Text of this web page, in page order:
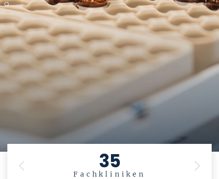
35
Fachkliniken
Previous Next